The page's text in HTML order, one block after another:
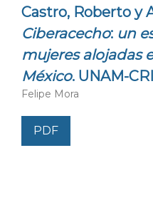
Dr. Mario Sandoval
Silva Henríquez, Chile
Dra. Gema Santamaría,
University, Estados Unidos
Castro, Roberto y
Ciberacecho: un
mujeres alojadas
México. UNAM-
Felipe Mora
PDF